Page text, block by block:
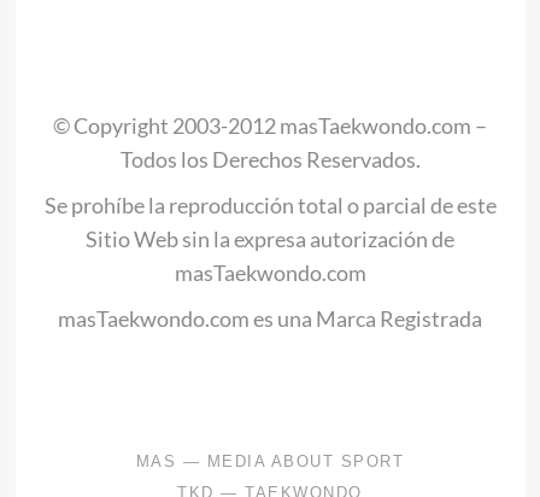
© Copyright 2003-2012 masTaekwondo.com –
Todos los Derechos Reservados.
Se prohíbe la reproducción total o parcial de este
Sitio Web sin la expresa autorización de
masTaekwondo.com
masTaekwondo.com es una Marca Registrada